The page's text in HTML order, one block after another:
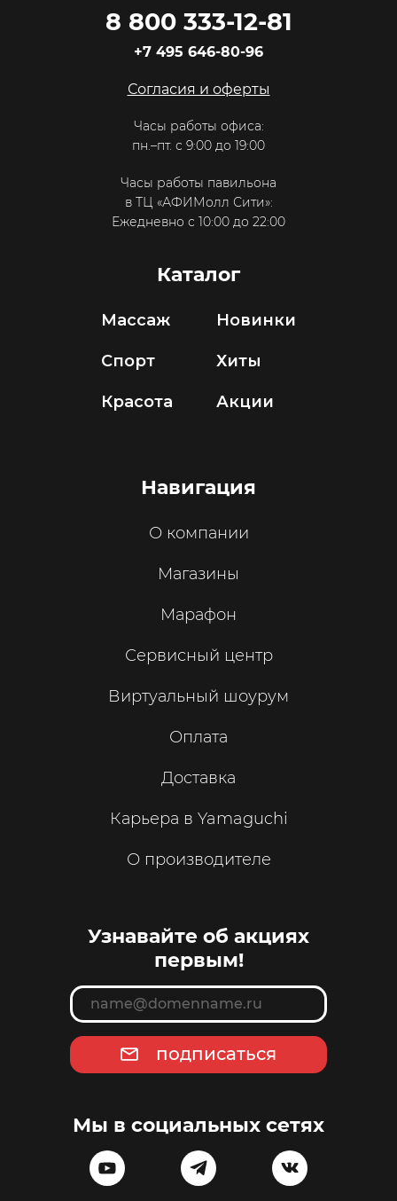
8 800 333-12-81
+7 495 646-80-96
Согласия и оферты
Часы работы офиса:
пн.–пт. с 9:00 до 19:00
Часы работы павильона
в ТЦ «АФИМолл Сити»:
Ежедневно с 10:00 до 22:00
Каталог
Массаж
Спорт
Красота
Новинки
Хиты
Акции
Навигация
О компании
Магазины
Марафон
Сервисный центр
Виртуальный шоурум
Оплата
Доставка
Карьера в Yamaguchi
О производителе
Узнавайте об акциях
первым!
подписаться
Мы в социальных сетях